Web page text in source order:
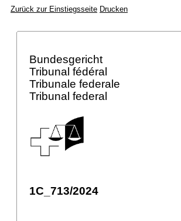
Zurück zur Einstiegsseite Drucken
Bundesgericht
Tribunal fédéral
Tribunale federale
Tribunal federal
1C_713/2024